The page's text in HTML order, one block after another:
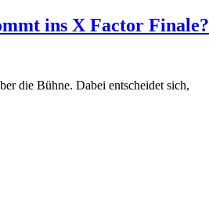
ins X Factor Finale?
die Bühne. Dabei entscheidet sich,